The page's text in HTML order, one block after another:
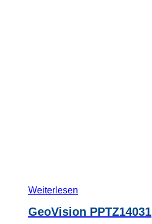
Weiterlesen
GeoVision PPTZ14031